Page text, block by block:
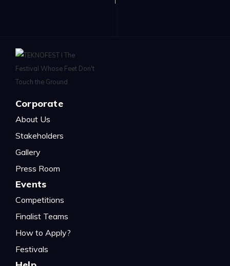
Corporate
About Us
Stakeholders
Gallery
Press Room
Events
Competitions
Finalist Teams
How to Apply?
Festivals